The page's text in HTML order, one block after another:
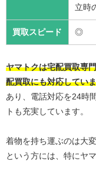
立時
買取スピード ◎
ヤマトクは宅配買取専
配買取にも対応してい
あり、電話対応を24時
トも充実しています。
着物を持ち運ぶのは大
という方には、特にヤ